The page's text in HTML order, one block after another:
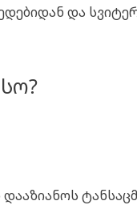
და